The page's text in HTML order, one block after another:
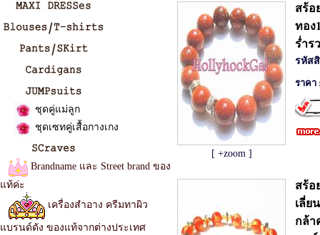
ชุดคู่แม่ลูก
ชุดเซทคู่เสื้อกางเกง
Brandname และ Street brand ของ
แท้ค่ะ
เครื่องสำอาง ครีมทาผิว
แบรนด์ดัง ของแท้จากต่างประเทศ
[ +zoom ]
สร้อ
ทอง
ร่ำร
รหัส
ราคา
สร้อ
เลี่ย
กล้า